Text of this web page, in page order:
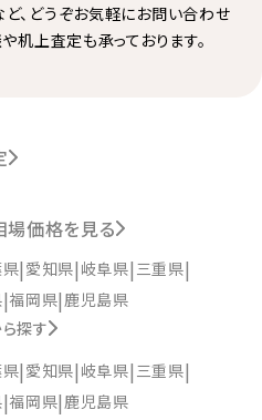
、どうぞお気軽にお問い合わせ
机上査定も承っております。
場価格を見る
愛知県 岐阜県 三重県
福岡県 鹿児島県
探す
愛知県 岐阜県 三重県
福岡県 鹿児島県